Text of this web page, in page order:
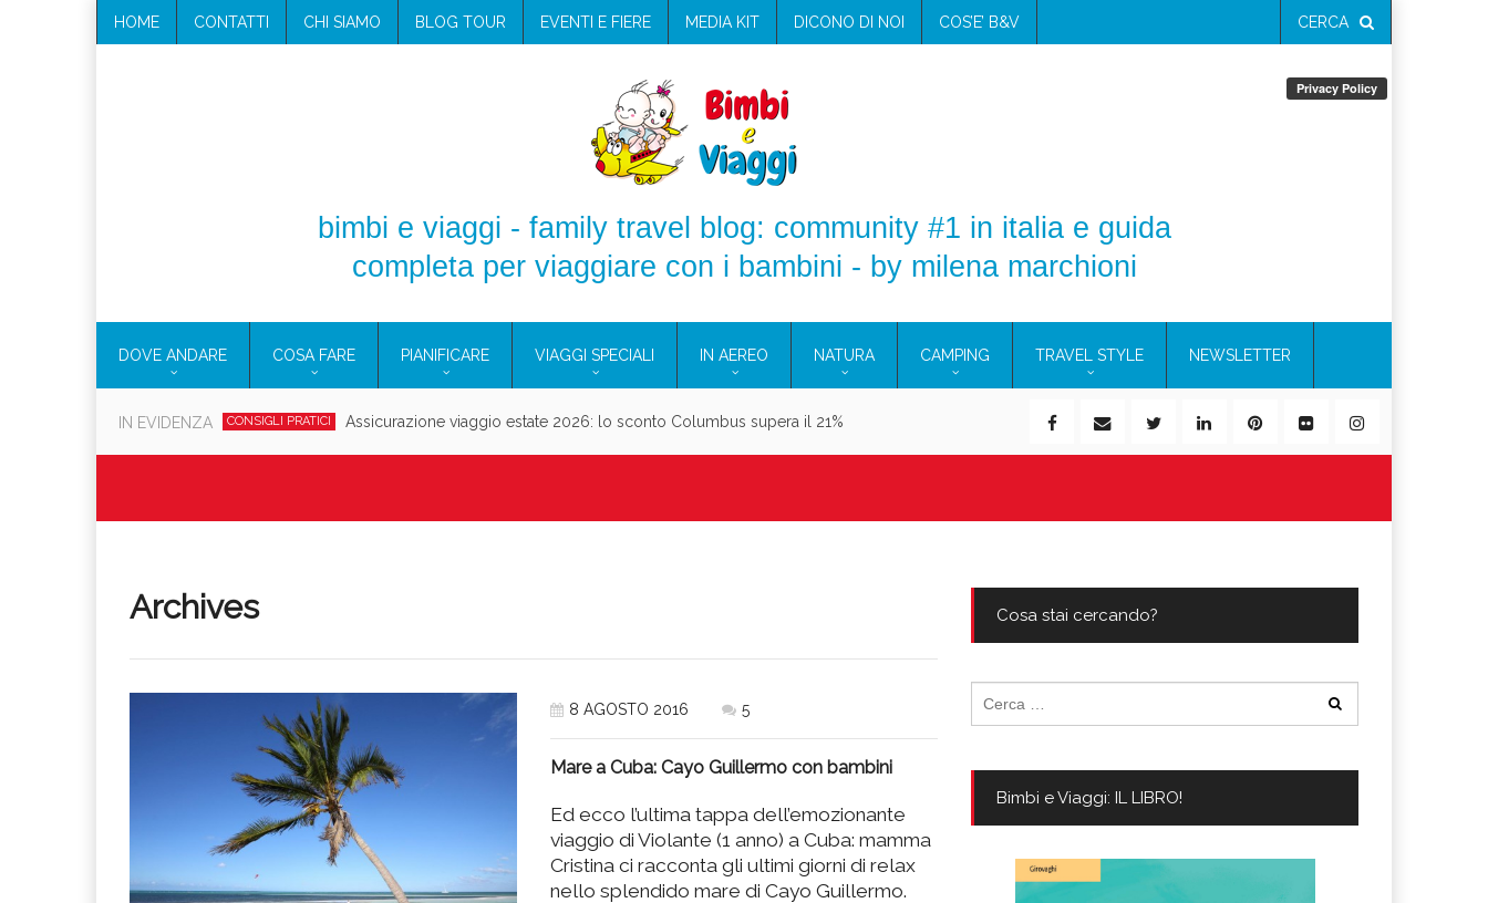
HOME CONTATTI CHI SIAMO BLOG TOUR EVENTI E FIERE MEDIA KIT DICONO DI NOI COS’E’ B&V CERCA
bimbi e viaggi - family travel blog: community #1 in italia e guida
completa per viaggiare con i bambini - by milena marchioni
DOVE ANDARE COSA FARE PIANIFICARE VIAGGI SPECIALI IN AEREO NATURA CAMPING TRAVEL STYLE NEWSLETTER
IN EVIDENZA CONSIGLI PRATICI Cosmetici solidi in viaggio: i prodotti che hanno conquistato la mia valigia (e la pelle sensibile)
Archives
8 AGOSTO 2016 5
Mare a Cuba: Cayo Guillermo con bambini
Ed ecco l’ultima tappa dell’emozionante
viaggio di Violante (1 anno) a Cuba: mamma
Cristina ci racconta gli ultimi giorni di relax
nello splendido mare di Cayo Guillermo.
Cosa stai cercando?
per:
Bimbi e Viaggi: IL LIBRO!